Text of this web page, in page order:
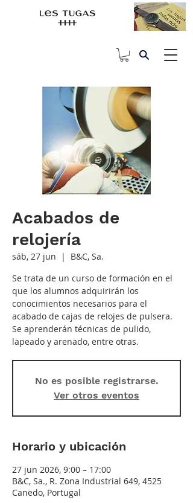
Acabados de
relojería
sáb, 27 jun
  |
B&C, Sa.
Se trata de un curso de formación en el
que los alumnos adquirirán los
conocimientos necesarios para el
acabado de cajas de relojes de pulsera.
Se aprenderán técnicas de pulido,
lapeado y arenado, entre otras.
No es posible registrarse.
Ver otros eventos
Horario y ubicación
27 jun 2026, 9:00 – 17:00
B&C, Sa., R. Zona Industrial 649, 4525
Canedo, Portugal